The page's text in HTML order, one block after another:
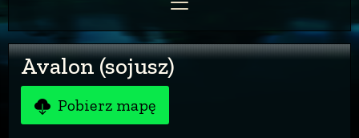
Avalon (sojusz)
Pobierz mapę